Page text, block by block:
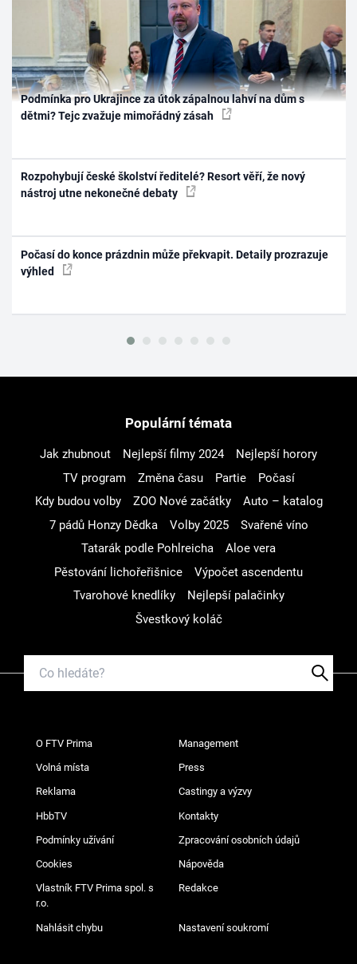
Podmínka pro Ukrajince za útok zápalnou lahví na dům s
dětmi? Tejc zvažuje mimořádný zásah
Rozpohybují české školství ředitelé? Resort věří, že nový
nástroj utne nekonečné debaty
Počasí do konce prázdnin může překvapit. Detaily prozrazuje
výhled
Populární témata
Jak zhubnout Nejlepší filmy 2024
Nejlepší horory
TV program
Změna času Partie
Počasí
Kdy budou volby
ZOO Nové začátky
Auto – katalog
7 pádů Honzy Dědka
Volby 2025
Svařené víno
Tatarák podle Pohlreicha
Aloe vera
Pěstování lichořeřišnice
Výpočet ascendentu
Tvarohové knedlíky
Nejlepší palačinky
Švestkový koláč
O FTV Prima Management
Volná místa Press
Reklama Castingy a výzvy
HbbTV Kontakty
Podmínky užívání Zpracování osobních údajů
Cookies Nápověda
Vlastník FTV Prima spol. s
r.o.
Redakce
Nahlásit chybu Nastavení soukromí